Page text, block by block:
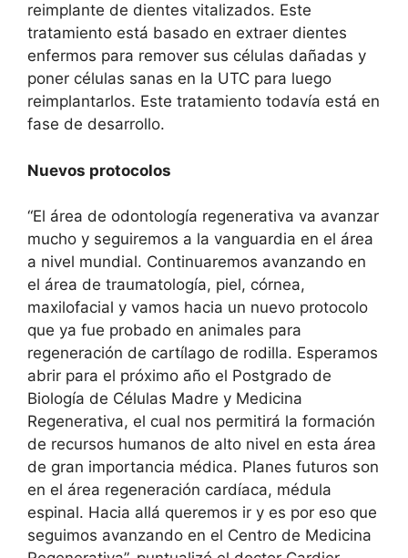
reimplante de dientes vitalizados. Este
tratamiento está basado en extraer dientes
enfermos para remover sus células dañadas y
poner células sanas en la UTC para luego
reimplantarlos. Este tratamiento todavía está en
fase de desarrollo.
Nuevos protocolos
“El área de odontología regenerativa va avanzar
mucho y seguiremos a la vanguardia en el área
a nivel mundial. Continuaremos avanzando en
el área de traumatología, piel, córnea,
maxilofacial y vamos hacia un nuevo protocolo
que ya fue probado en animales para
regeneración de cartílago de rodilla. Esperamos
abrir para el próximo año el Postgrado de
Biología de Células Madre y Medicina
Regenerativa, el cual nos permitirá la formación
de recursos humanos de alto nivel en esta área
de gran importancia médica. Planes futuros son
en el área regeneración cardíaca, médula
espinal. Hacia allá queremos ir y es por eso que
seguimos avanzando en el Centro de Medicina